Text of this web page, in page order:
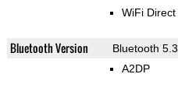
WiFi Direct
Bluetooth Version Bluetooth 5.3
A2DP